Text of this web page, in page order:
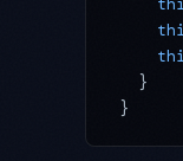
  }
}